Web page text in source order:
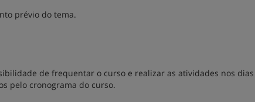
prévio do tema.
de frequentar o curso e realizar as atividades nos
pelo cronograma do curso.